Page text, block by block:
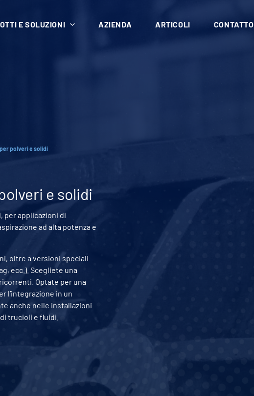
E SOLUZIONI AZIENDA ARTICOLI CONTATTO
polveri e solidi
e solidi
per applicazioni di
ad alta potenza e
oltre a versioni speciali
ecc.). Scegliete una
Optate per una
l’integrazione in un
anche nelle installazioni
trucioli e fluidi.